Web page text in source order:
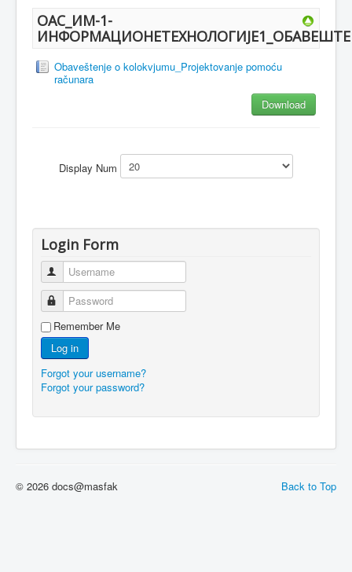
ОАС_ИМ-1-
Obaveštenje o kolokvjumu_Projektovanje pomoću
računara
Download
Display Num
Login Form
Username
Password
Remember Me
Log in
Forgot your username?
Forgot your password?
Back to Top
© 2026 docs@masfak